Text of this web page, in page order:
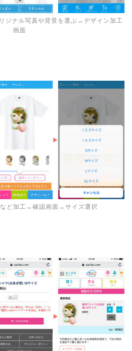
ジナル写真や背景を選ぶ→デザイン加工
画面
ど加工→確認画面→サイズ選択